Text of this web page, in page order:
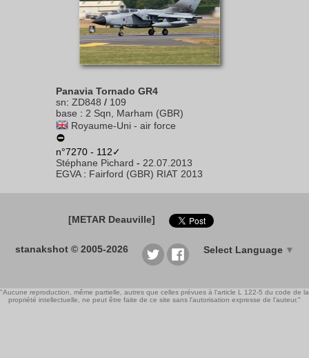
Panavia Tornado GR4
sn: ZD848 / 109
base : 2 Sqn, Marham (GBR)
Royaume-Uni - air force
n°7270 - 112✓
Stéphane Pichard - 22.07.2013
EGVA: Fairford (GBR) RIAT 2013
[METAR Deauville]
stanakshot © 2005-2026 Select Language ▼
"Aucune reproduction, même partielle, autres que celles prévues à l'article L 122-5 du code de la
propriété intellectuelle, ne peut être faite de ce site sans l'autorisation expresse de l'auteur."